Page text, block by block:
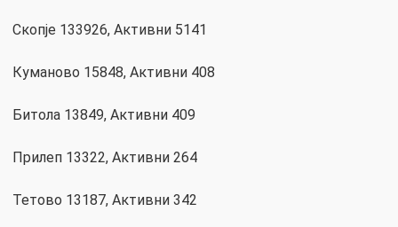
Скопје 133926, Активни 5141
Куманово 15848, Активни 408
Битола 13849, Активни 409
Прилеп 13322, Активни 264
Тетово 13187, Активни 342